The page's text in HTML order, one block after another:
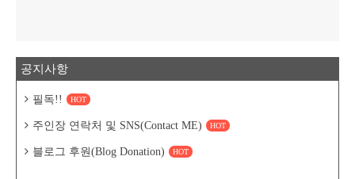
공지사항
필독!! HOT
주인장 연락처 및 SNS(Contact ME) HOT
블로그 후원(Blog Donation) HOT